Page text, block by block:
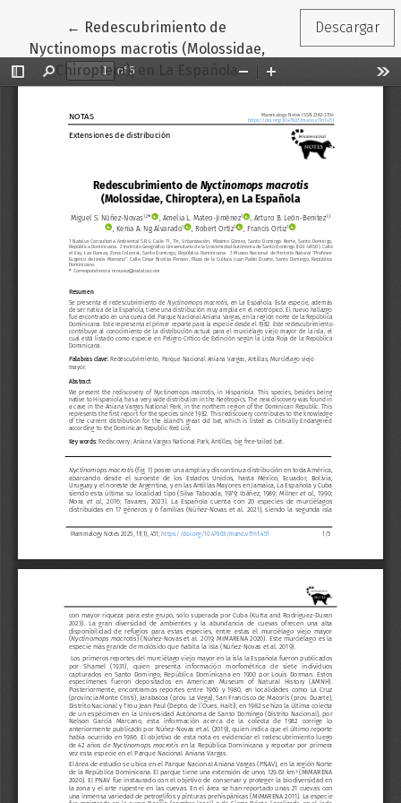
← Volver a los detalles del artículo
Redescubrimiento de
Nyctinomops macrotis (Molossidae,
Chiroptera), en La Española
Descargar